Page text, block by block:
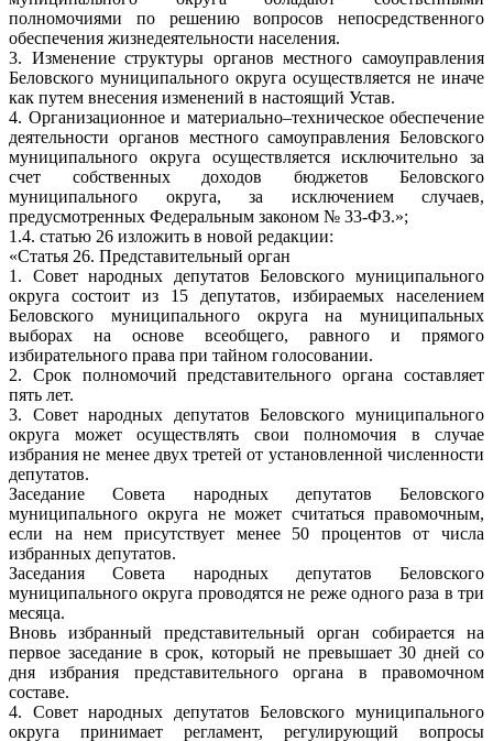
полномочиями по решению вопросов непосредственного
обеспечения жизнедеятельности населения.
3. Изменение структуры органов местного самоуправления
Беловского муниципального округа осуществляется не иначе
как путем внесения изменений в настоящий Устав.
4. Организационное и материально–техническое обеспечение
деятельности органов местного самоуправления Беловского
муниципального округа осуществляется исключительно за
счет собственных доходов бюджетов Беловского
муниципального округа, за исключением случаев,
предусмотренных Федеральным законом № 33-ФЗ.»;
1.4. статью 26 изложить в новой редакции:
«Статья 26. Представительный орган
1. Совет народных депутатов Беловского муниципального
округа состоит из 15 депутатов, избираемых населением
Беловского муниципального округа на муниципальных
выборах на основе всеобщего, равного и прямого
избирательного права при тайном голосовании.
2. Срок полномочий представительного органа составляет
пять лет.
3. Совет народных депутатов Беловского муниципального
округа может осуществлять свои полномочия в случае
избрания не менее двух третей от установленной численности
депутатов.
Заседание Совета народных депутатов Беловского
муниципального округа не может считаться правомочным,
если на нем присутствует менее 50 процентов от числа
избранных депутатов.
Заседания Совета народных депутатов Беловского
муниципального округа проводятся не реже одного раза в три
месяца.
Вновь избранный представительный орган собирается на
первое заседание в срок, который не превышает 30 дней со
дня избрания представительного органа в правомочном
составе.
4. Совет народных депутатов Беловского муниципального
округа принимает регламент, регулирующий вопросы